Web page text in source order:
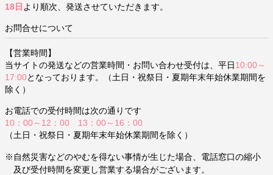
18日 より順次、発送させていただきます。
お問合せについて
【営業時間】
当サイトの発送などの営業時間・お問い合わせ受付は、平日 10:00～
17:00となっております。（土日・祝祭日・夏期年末年始休業期間を
除く）
お電話での受付時間は次の通りです
10：00～12：00 13：00～16：00
（土日・祝祭日・夏期年末年始休業期間を除く）
※自然災害などのやむを得ない事情が生じた場合、電話窓口の縮小
及び受付時間を変更し営業する場合がございます。